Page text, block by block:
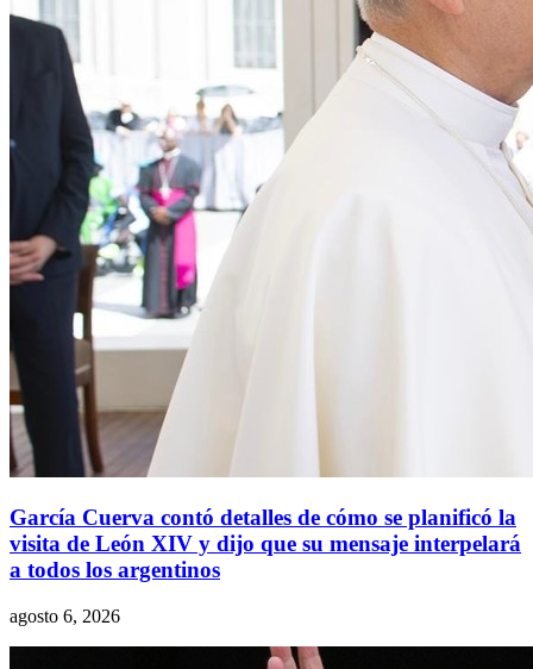
García Cuerva contó detalles de cómo se planificó la
visita de León XIV y dijo que su mensaje interpelará
a todos los argentinos
agosto 6, 2026